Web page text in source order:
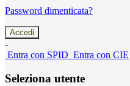
Password dimenticata?
-
Entra con SPID Entra con CIE
Seleziona utente